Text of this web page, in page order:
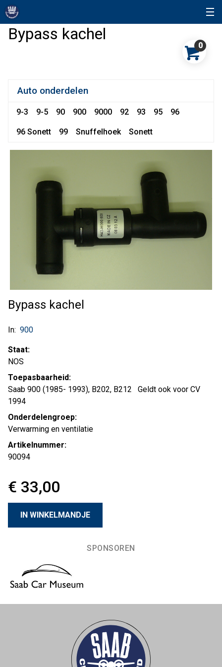
Bypass kachel
0
Auto onderdelen
9-3 9-5 90 900 9000 92 93 95 96
96 Sonett 99 Snuffelhoek Sonett
Bypass kachel
In: 900
Staat:
NOS
Toepasbaarheid:
Saab 900 (1985- 1993), B202, B212 Geldt ook voor CV
1994
Onderdelengroep:
Verwarming en ventilatie
Artikelnummer:
90094
€ 33,00
SPONSOREN